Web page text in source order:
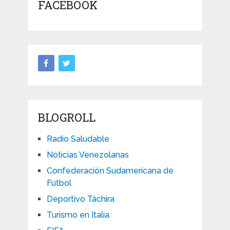
FACEBOOK
BLOGROLL
Radio Saludable
Noticias Venezolanas
Confederación Sudamericana de
Fútbol
Deportivo Táchira
Turismo en Italia